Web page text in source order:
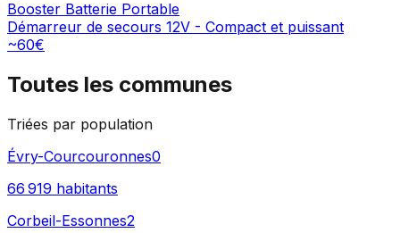
Booster Batterie Portable
Démarreur de secours 12V - Compact et puissant
~60€
Toutes les communes
Triées par population
Évry-Courcouronnes0
66 919 habitants
Corbeil-Essonnes2